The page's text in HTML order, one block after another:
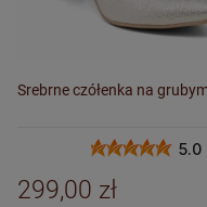
Srebrne czółenka na
5.0
299,00 zł